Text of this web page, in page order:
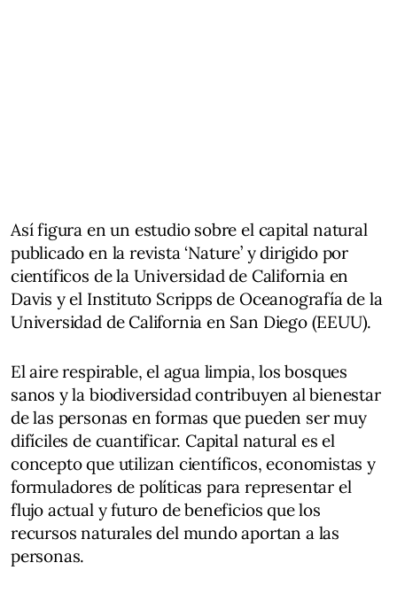
Así figura en un estudio sobre el capital natural
publicado en la revista ‘Nature’ y dirigido por
científicos de la Universidad de California en
Davis y el Instituto Scripps de Oceanografía de la
Universidad de California en San Diego (EEUU).
El aire respirable, el agua limpia, los bosques
sanos y la biodiversidad contribuyen al bienestar
de las personas en formas que pueden ser muy
difíciles de cuantificar. Capital natural es el
concepto que utilizan científicos, economistas y
formuladores de políticas para representar el
flujo actual y futuro de beneficios que los
recursos naturales del mundo aportan a las
personas.